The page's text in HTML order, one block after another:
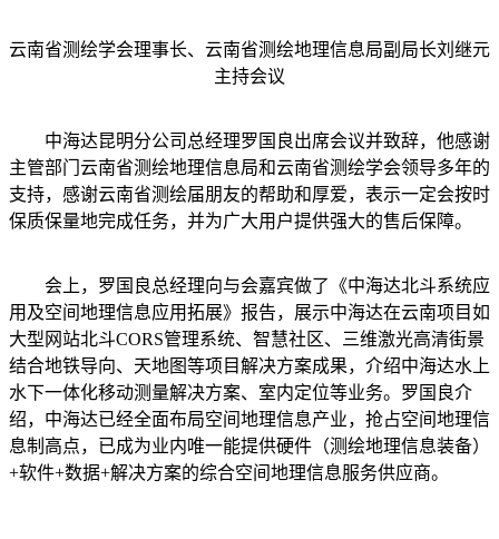
云南省测绘学会理事长、云南省测绘地理信息局副局长刘继元
主持会议
中海达昆明分公司总经理罗国良出席会议并致辞，他感谢
主管部门云南省测绘地理信息局和云南省测绘学会领导多年的
支持，感谢云南省测绘届朋友的帮助和厚爱，表示一定会按时
保质保量地完成任务，并为广大用户提供强大的售后保障。
会上，罗国良总经理向与会嘉宾做了《中海达北斗系统应
用及空间地理信息应用拓展》报告，展示中海达在云南项目如
大型网站北斗CORS管理系统、智慧社区、三维激光高清街景
结合地铁导向、天地图等项目解决方案成果，介绍中海达水上
水下一体化移动测量解决方案、室内定位等业务。罗国良介
绍，中海达已经全面布局空间地理信息产业，抢占空间地理信
息制高点，已成为业内唯一能提供硬件（测绘地理信息装备）
+软件+数据+解决方案的综合空间地理信息服务供应商。